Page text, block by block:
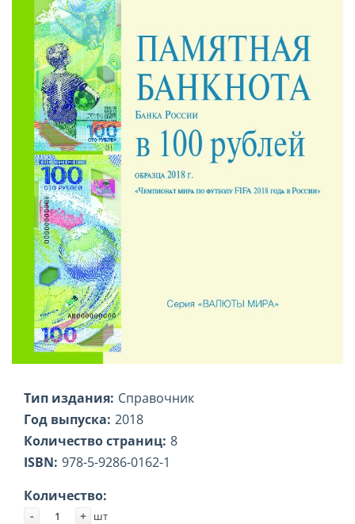
Тип издания: Справочник
Год выпуска: 2018
Количество страниц: 8
ISBN: 978-5-9286-0162-1
Количество:
- + шт